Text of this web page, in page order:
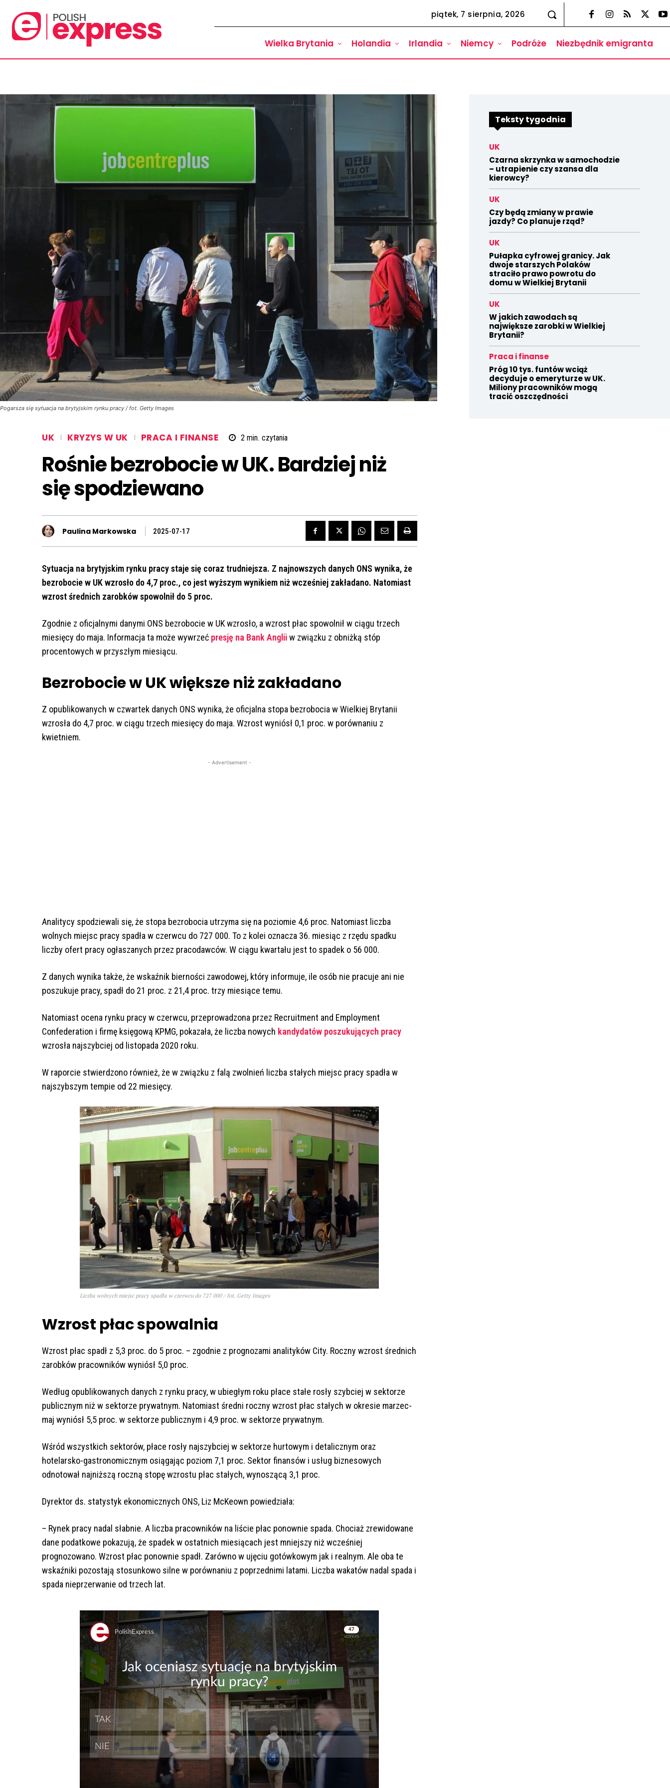
piątek, 7 sierpnia, 2026
Wielka Brytania Holandia Irlandia Niemcy Podróże Niezbędnik emigranta
Pogarsza się sytuacja na brytyjskim rynku pracy / fot. Getty Images
UK KRYZYS W UK PRACA I FINANSE 2 min. czytania
Rośnie bezrobocie w UK. Bardziej niż
się spodziewano
Paulina Markowska 2025-07-17
Sytuacja na brytyjskim rynku pracy staje się coraz trudniejsza. Z najnowszych danych ONS wynika, że
bezrobocie w UK wzrosło do 4,7 proc., co jest wyższym wynikiem niż wcześniej zakładano. Natomiast
wzrost średnich zarobków spowolnił do 5 proc.
Zgodnie z oficjalnymi danymi ONS bezrobocie w UK wzrosło, a wzrost płac spowolnił w ciągu trzech
miesięcy do maja. Informacja ta może wywrzeć presję na Bank Angliiw związku z obniżką stóp
procentowych w przyszłym miesiącu.
Bezrobocie w UK większe niż zakładano
Z opublikowanych w czwartek danych ONS wynika, że oficjalna stopa bezrobocia w Wielkiej Brytanii
wzrosła do 4,7 proc. w ciągu trzech miesięcy do maja. Wzrost wyniósł 0,1 proc. w porównaniu z
kwietniem.
- Advertisement -
Analitycy spodziewali się, że stopa bezrobocia utrzyma się na poziomie 4,6 proc. Natomiast liczba
wolnych miejsc pracy spadła w czerwcu do 727 000. To z kolei oznacza 36. miesiąc z rzędu spadku
liczby ofert pracy ogłaszanych przez pracodawców. W ciągu kwartału jest to spadek o 56 000.
Z danych wynika także, że wskaźnik bierności zawodowej, który informuje, ile osób nie pracuje ani nie
poszukuje pracy, spadł do 21 proc. z 21,4 proc. trzy miesiące temu.
Natomiast ocena rynku pracy w czerwcu, przeprowadzona przez Recruitment and Employment
Confederation i firmę księgową KPMG, pokazała, że liczba nowych kandydatów poszukujących pracy
wzrosła najszybciej od listopada 2020 roku.
W raporcie stwierdzono również, że w związku z falą zwolnień liczba stałych miejsc pracy spadła w
najszybszym tempie od 22 miesięcy.
Liczba wolnych miejsc pracy spadła w czerwcu do 727 000 / fot. Getty Images
Wzrost płac spowalnia
Wzrost płac spadł z 5,3 proc. do 5 proc. – zgodnie z prognozami analityków City. Roczny wzrost średnich
zarobków pracowników wyniósł 5,0 proc.
Według opublikowanych danych z rynku pracy, w ubiegłym roku płace stałe rosły szybciej w sektorze
publicznym niż w sektorze prywatnym. Natomiast średni roczny wzrost płac stałych w okresie marzec-
maj wyniósł 5,5 proc. w sektorze publicznym i 4,9 proc. w sektorze prywatnym.
Wśród wszystkich sektorów, płace rosły najszybciej w sektorze hurtowym i detalicznym oraz
hotelarsko-gastronomicznym osiągając poziom 7,1 proc. Sektor finansów i usług biznesowych
odnotował najniższą roczną stopę wzrostu płac stałych, wynoszącą 3,1 proc.
Dyrektor ds. statystyk ekonomicznych ONS, Liz McKeown powiedziała:
– Rynek pracy nadal słabnie. A liczba pracowników na liście płac ponownie spada. Chociaż zrewidowane
dane podatkowe pokazują, że spadek w ostatnich miesiącach jest mniejszy niż wcześniej
prognozowano. Wzrost płac ponownie spadł. Zarówno w ujęciu gotówkowym jak i realnym. Ale oba te
wskaźniki pozostają stosunkowo silne w porównaniu z poprzednimi latami. Liczba wakatów nadal spada i
spada nieprzerwanie od trzech lat.
Skip
Teksty tygodnia
UK
Czarna skrzynka w samochodzie
– utrapienie czy szansa dla
kierowcy?
UK
Czy będą zmiany w prawie
jazdy? Co planuje rząd?
UK
Pułapka cyfrowej granicy. Jak
dwoje starszych Polaków
straciło prawo powrotu do
domu w Wielkiej Brytanii
UK
W jakich zawodach są
największe zarobki w Wielkiej
Brytanii?
Praca i finanse
Próg 10 tys. funtów wciąż
decyduje o emeryturze w UK.
Miliony pracowników mogą
tracić oszczędności